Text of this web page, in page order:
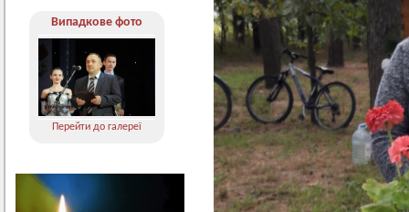
Випадкове фото
Перейти до галереї